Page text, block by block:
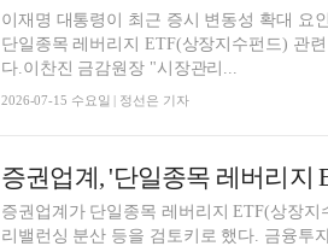
이재명 대통령이 최근 증시 변동성 확대 요
단일종목 레버리지 ETF(상장지수펀드) 관
다.이찬진 금감원장 "시장관리...
2026-07-15 수요일 | 정선은 기자
증권업계가 단일종목 레버리지 ETF(상장
리밸런싱 분산 등을 검토키로 했다. 금융투